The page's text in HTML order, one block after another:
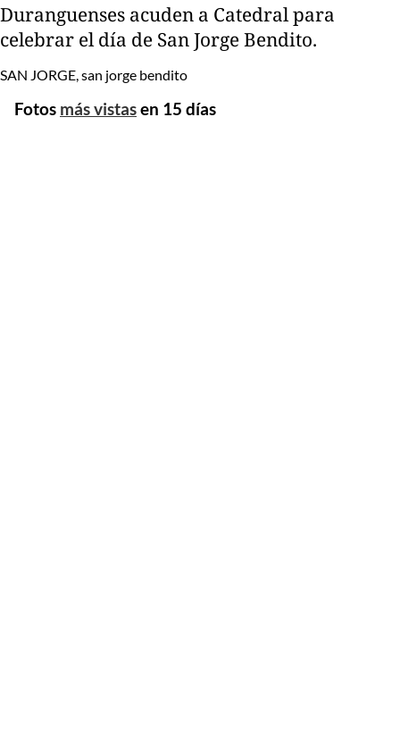
Duranguenses acuden a Catedral para
celebrar el día de San Jorge Bendito.
SAN JORGE, san jorge bendito
Fotos más vistasen 15 días